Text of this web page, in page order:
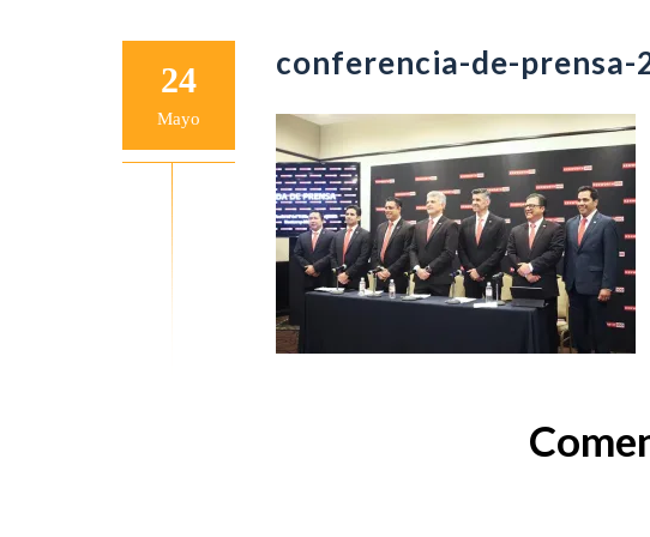
24
Mayo
conferencia-de-prensa-